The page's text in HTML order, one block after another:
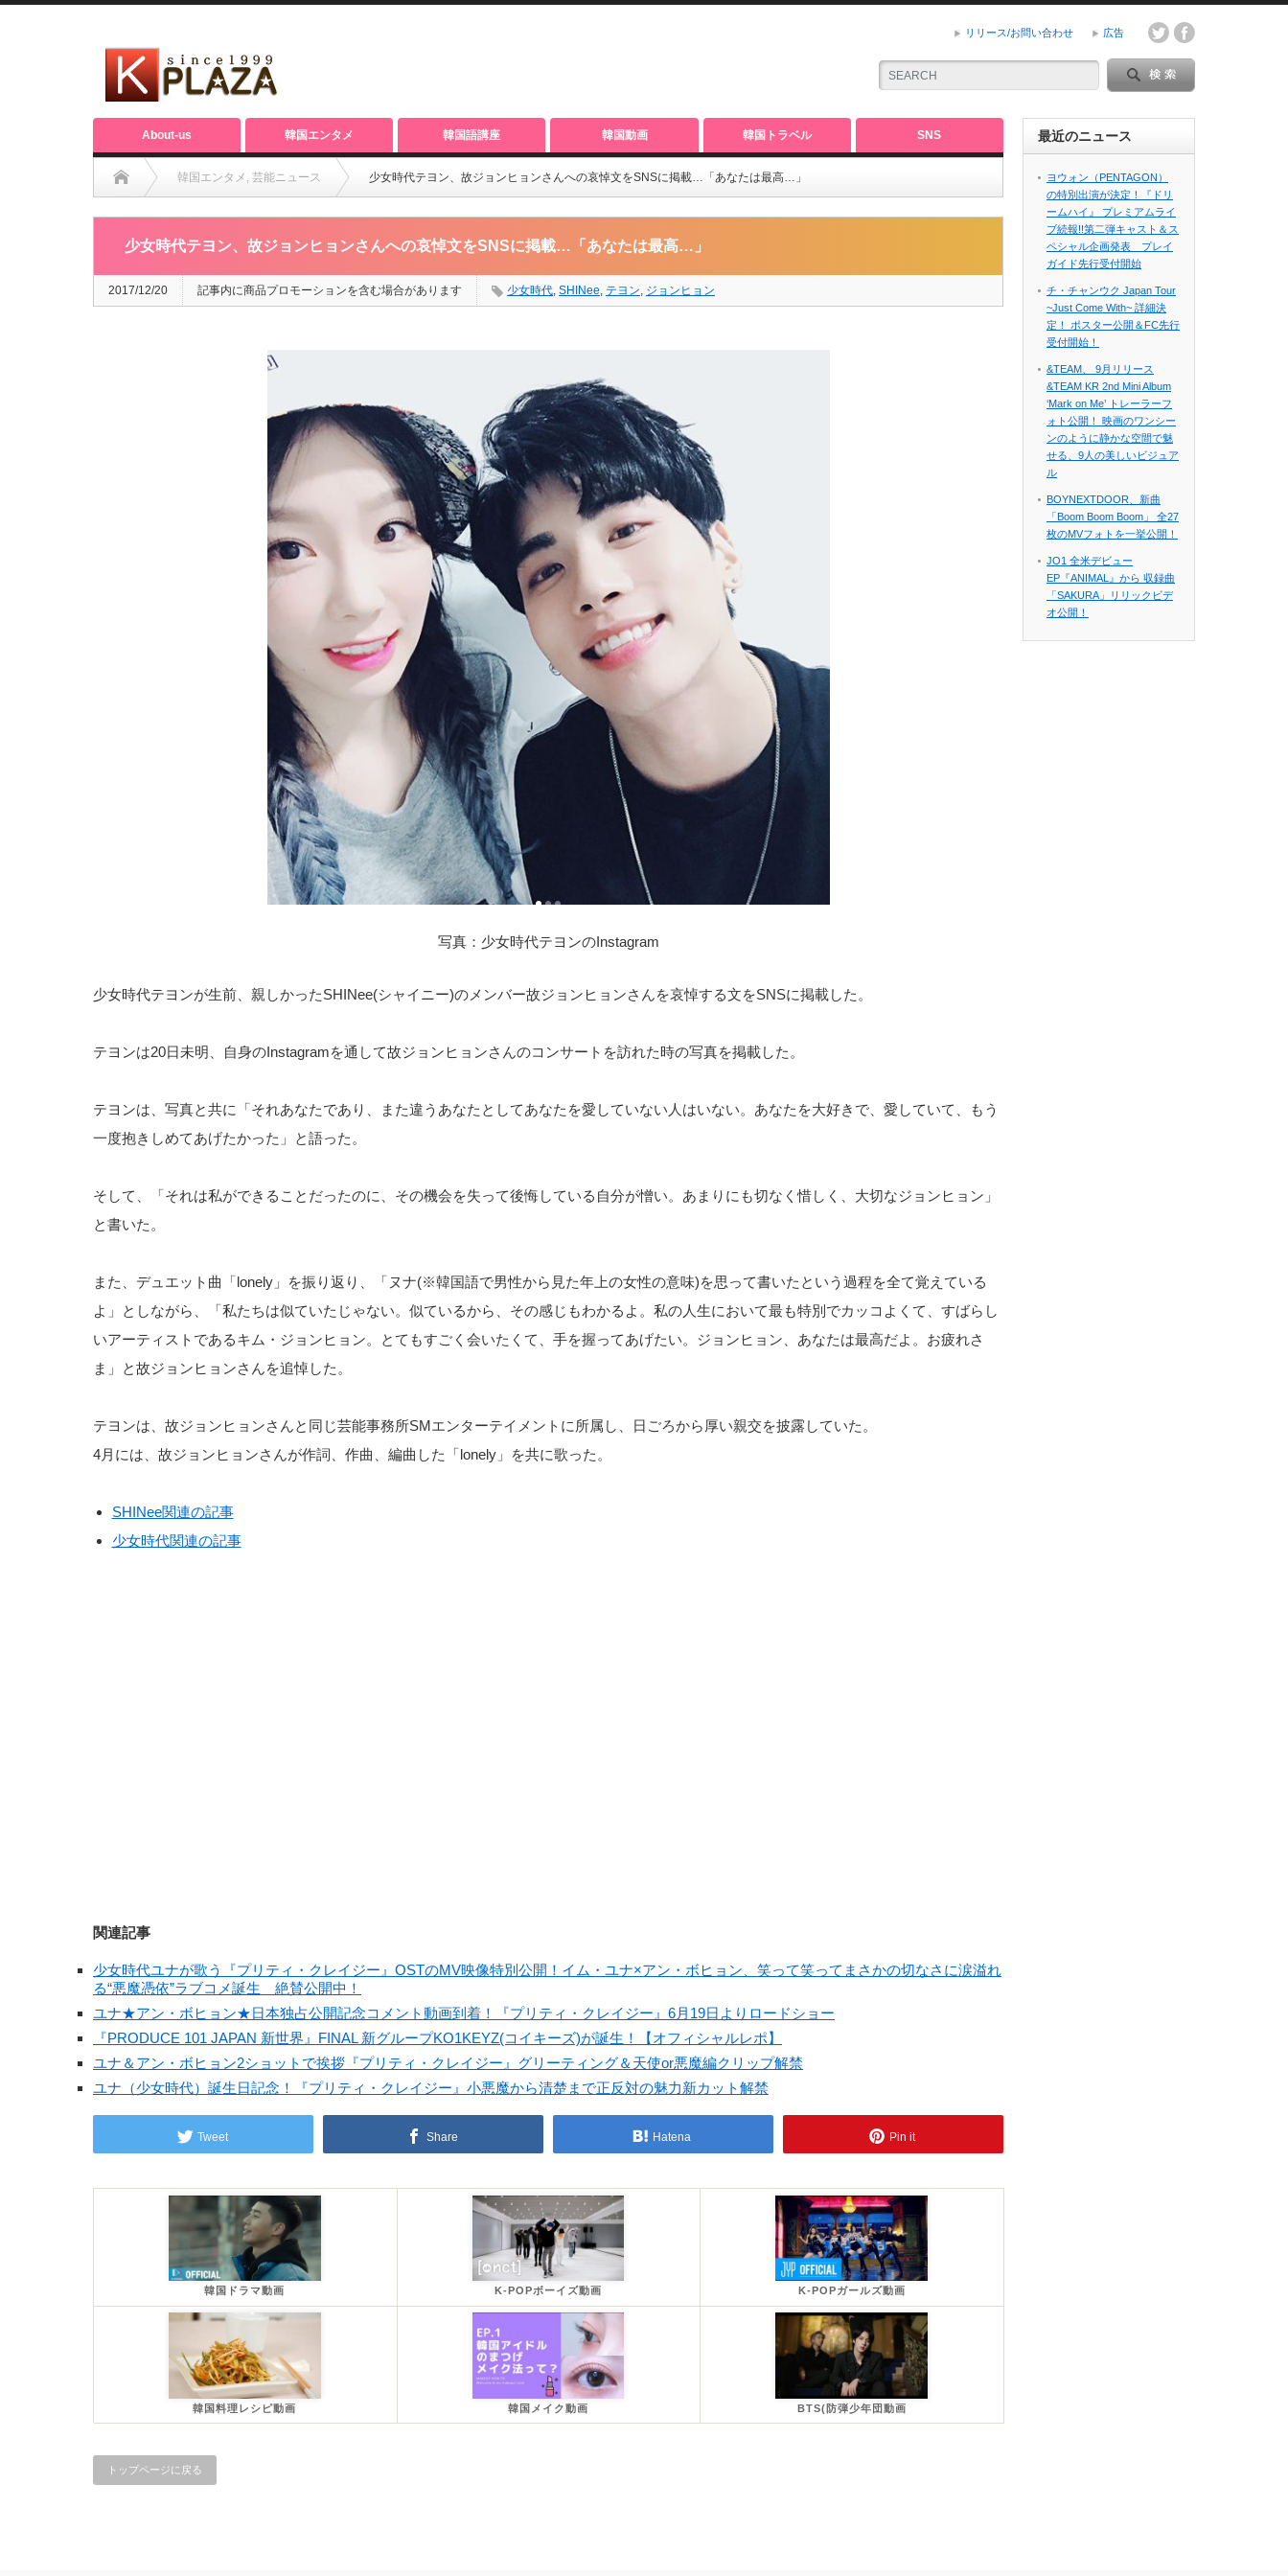
リリース/お問い合わせ 広告
About-us 韓国エンタメ 韓国語講座 韓国動画 韓国トラベル SNS
韓国エンタメ , 芸能ニュース 少女時代テヨン、故ジョンヒョンさんへの哀悼文をSNSに掲載…「あなたは最高…」
少女時代テヨン、故ジョンヒョンさんへの哀悼文をSNSに掲載…「あなたは最高…」
2017/12/20 記事内に商品プロモーションを含む場合があります 少女時代, SHINee, テヨン, ジョンヒョン
写真：少女時代テヨンのInstagram
少女時代テヨンが生前、親しかったSHINee(シャイニー)のメンバー故ジョンヒョンさんを哀悼する文をSNSに掲載した。
テヨンは20日未明、自身のInstagramを通して故ジョンヒョンさんのコンサートを訪れた時の写真を掲載した。
テヨンは、写真と共に「それあなたであり、また違うあなたとしてあなたを愛していない人はいない。あなたを大好きで、愛していて、もう
一度抱きしめてあげたかった」と語った。
そして、「それは私ができることだったのに、その機会を失って後悔している自分が憎い。あまりにも切なく惜しく、大切なジョンヒョン」
と書いた。
また、デュエット曲「lonely」を振り返り、「ヌナ(※韓国語で男性から見た年上の女性の意味)を思って書いたという過程を全て覚えている
よ」としながら、「私たちは似ていたじゃない。似ているから、その感じもわかるよ。私の人生において最も特別でカッコよくて、すばらし
いアーティストであるキム・ジョンヒョン。とてもすごく会いたくて、手を握ってあげたい。ジョンヒョン、あなたは最高だよ。お疲れさ
ま」と故ジョンヒョンさんを追悼した。
テヨンは、故ジョンヒョンさんと同じ芸能事務所SMエンターテイメントに所属し、日ごろから厚い親交を披露していた。
4月には、故ジョンヒョンさんが作詞、作曲、編曲した「lonely」を共に歌った。
SHINee関連の記事
少女時代関連の記事
関連記事
少女時代ユナが歌う『プリティ・クレイジー』OSTのMV映像特別公開！イム・ユナ×アン・ボヒョン、笑って笑ってまさかの切なさに涙溢れ
る“悪魔憑依”ラブコメ誕生 絶賛公開中！
ユナ★アン・ボヒョン★日本独占公開記念コメント動画到着！『プリティ・クレイジー』6月19日よりロードショー
『PRODUCE 101 JAPAN 新世界』FINAL 新グループKO1KEYZ(コイキーズ)が誕生！【オフィシャルレポ】
ユナ＆アン・ボヒョン2ショットで挨拶『プリティ・クレイジー』グリーティング＆天使or悪魔編クリップ解禁
ユナ（少女時代）誕生日記念！『プリティ・クレイジー』小悪魔から清楚まで正反対の魅力新カット解禁
Tweet Share Hatena Pin it
韓国ドラマ動画 K-POPボーイズ動画 K-POPガールズ動画
韓国料理レシピ動画 韓国メイク動画 BTS(防弾少年団動画
トップページに戻る
最近のニュース
ヨウォン（PENTAGON）
の特別出演が決定！『ドリ
ームハイ』 プレミアムライ
ブ続報!!第二弾キャスト＆ス
ペシャル企画発表 プレイ
ガイド先行受付開始
チ・チャンウク Japan Tour
~Just Come With~ 詳細決
定！ ポスター公開＆FC先行
受付開始！
&TEAM、 9月リリース
&TEAM KR 2nd Mini Album
‘Mark on Me’ トレーラーフ
ォト公開！ 映画のワンシー
ンのように静かな空間で魅
せる、9人の美しいビジュア
ル
BOYNEXTDOOR、新曲
「Boom Boom Boom」 全27
枚のMVフォトを一挙公開！
JO1 全米デビュー
EP『ANIMAL』から 収録曲
「SAKURA」リリックビデ
オ公開！